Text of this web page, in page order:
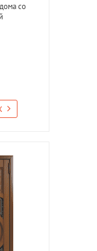
со